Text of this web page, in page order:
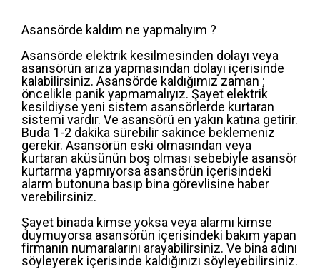
Asansörde kaldım ne yapmalıyım ?
Asansörde elektrik kesilmesinden dolayı veya
asansörün arıza yapmasından dolayı içerisinde
kalabilirsiniz. Asansörde kaldığımız zaman ;
öncelikle panik yapmamalıyız. Şayet elektrik
kesildiyse yeni sistem asansörlerde kurtaran
sistemi vardır. Ve asansörü en yakın katına getirir.
Buda 1-2 dakika sürebilir sakince beklemeniz
gerekir. Asansörün eski olmasından veya
kurtaran aküsünün boş olması sebebiyle asansör
kurtarma yapmıyorsa asansörün içerisindeki
alarm butonuna basıp bina görevlisine haber
verebilirsiniz.
Şayet binada kimse yoksa veya alarmı kimse
duymuyorsa asansörün içerisindeki bakım yapan
firmanın numaralarını arayabilirsiniz. Ve bina adını
söyleyerek içerisinde kaldığınızı söyleyebilirsiniz.